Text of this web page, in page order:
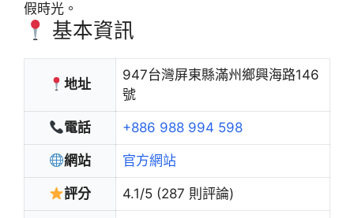
假時光。
基本資訊
地址
947台灣屏東縣滿州鄉興海路146
號
電話 +886 988 994 598
網站 官方網站
評分 4.1/5 (287 則評論)